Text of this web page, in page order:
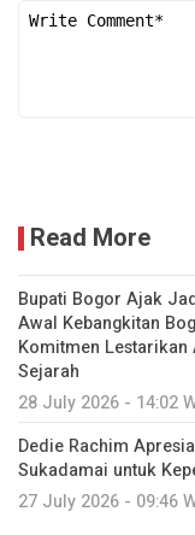
Read More
Bupati Bogor Ajak
Awal Kebangkitan
Komitmen Lestarikan
Sejarah
28 July 2026 - 14:02
Dedie Rachim
Sukadamai untuk
27 July 2026 - 09:46